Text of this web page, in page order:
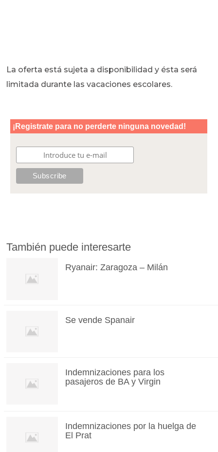
La oferta está sujeta a disponibilidad y ésta será
limitada durante las vacaciones escolares.
También puede interesarte
Ryanair: Zaragoza – Milán
Se vende Spanair
Indemnizaciones para los
pasajeros de BA y Virgin
Indemnizaciones por la huelga de
El Prat